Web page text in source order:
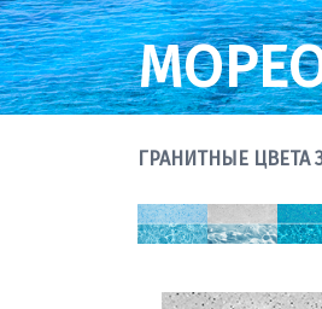
ГРАНИТНЫЕ ЦВЕТА